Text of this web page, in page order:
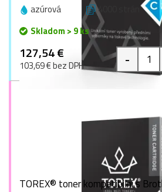
azúrová 4000 strán
Skladom > 9 ks
127,54 €
103,69 € bez DPH -
TOREX® toner kompatibilní s